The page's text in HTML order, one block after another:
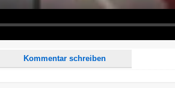
Kommentar schreiben
wenn auf dieser Seite weitere Kommentare erscheinen.